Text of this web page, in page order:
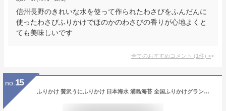
信州長野のきれいな水を使って作られたわさびをふんだんに
使ったわさびふりかけでほのかのわさびの香りが心地よくと
ても美味しいです
全てのおすすめコメント (1件) >
no. 15
ふりかけ 贅沢うにふりかけ 日本海水 浦島海苔 全国ふりかけグランプリ2017金賞 35g